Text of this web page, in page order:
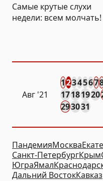
Самые крутые слухи
недели: всем молчать!
Авг '21
1234567
17181920
293031
ПандемияМосква
Санкт-ПетербургКрым
ЮграЯмал
Дальний ВостокКавказ